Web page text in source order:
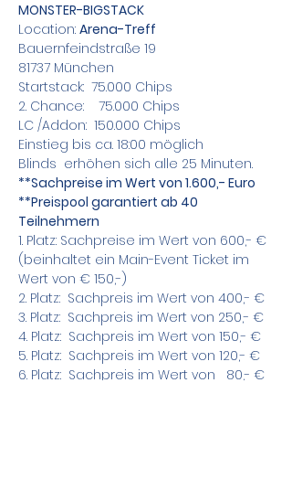
MONSTER-BIGSTACK
Location: Arena-Treff
Bauernfeindstraße 19
81737 München
Startstack:  75.000 Chips
2. Chance:    75.000 Chips
LC /Addon:  150.000 Chips
Einstieg bis ca. 18:00 möglich
Blinds  erhöhen sich alle 25 Minuten.
**Sachpreise im Wert von 1.600,- Euro
**Preispool garantiert ab 40
Teilnehmern
1. Platz: Sachpreise im Wert von 600,- €
(beinhaltet ein Main-Event Ticket im
Wert von € 150,-)
2. Platz:  Sachpreis im Wert von 400,- €
3. Platz:  Sachpreis im Wert von 250,- €
4. Platz:  Sachpreis im Wert von 150,- €
5. Platz:  Sachpreis im Wert von 120,- €
6. Platz:  Sachpreis im Wert von   80,- €